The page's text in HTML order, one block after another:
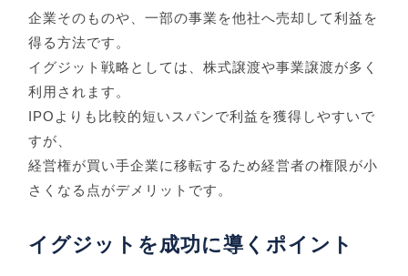
企業そのものや、一部の事業を他社へ売却して利益を
得る方法です。
イグジット戦略としては、株式譲渡や事業譲渡が多く
利用されます。
IPOよりも比較的短いスパンで利益を獲得しやすいで
すが、
経営権が買い手企業に移転するため経営者の権限が小
さくなる点がデメリットです。
イグジットを成功に導くポイント